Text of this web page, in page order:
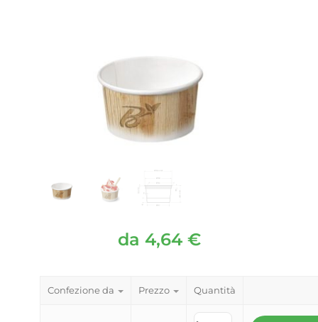
da 4,64 €
Confezione da Prezzo Quantità